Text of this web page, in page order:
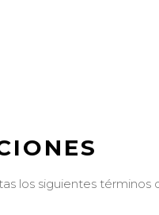
los siguientes términos